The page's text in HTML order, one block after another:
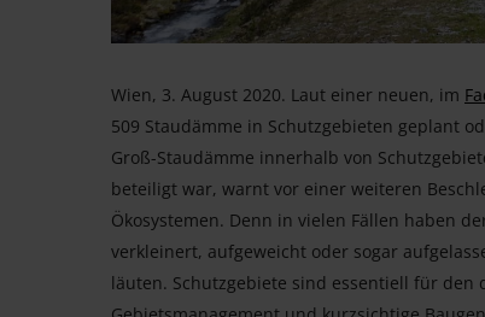
Wien, 3. August 2020. Laut einer neuen, im
509 Staudämme in Schutzgebieten geplant
Groß-Staudämme innerhalb von
beteiligt war, warnt vor einer weiteren
Ökosystemen. Denn in vielen Fällen haben
verkleinert, aufgeweicht oder sogar
läuten. Schutzgebiete sind essentiell für